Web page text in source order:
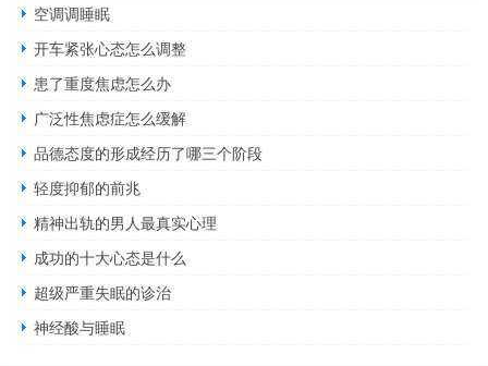
空调调睡眠
开车紧张心态怎么调整
患了重度焦虑怎么办
广泛性焦虑症怎么缓解
品德态度的形成经历了哪三个阶段
轻度抑郁的前兆
精神出轨的男人最真实心理
成功的十大心态是什么
超级严重失眠的诊治
神经酸与睡眠